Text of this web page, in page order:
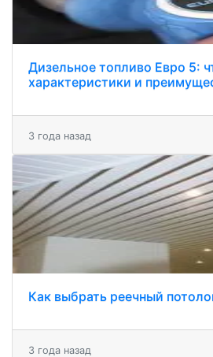
Дизельное топливо Евро 5:
характеристики и
3 года назад
Как выбрать реечный
3 года назад